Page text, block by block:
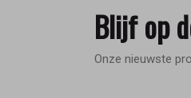
Blijf op
Onze nieuwste